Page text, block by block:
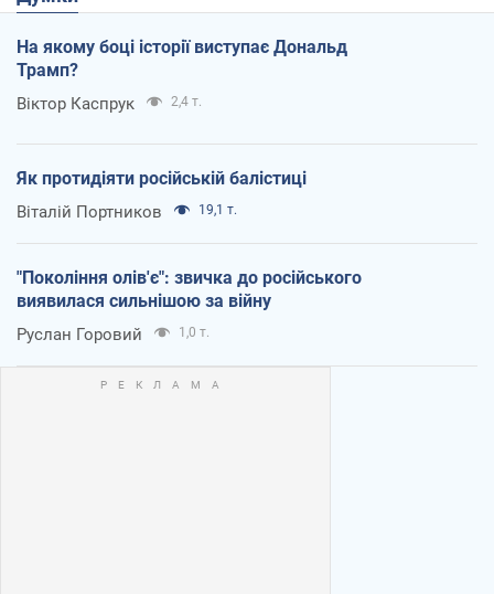
На якому боці історії виступає Дональд
Трамп?
Віктор Каспрук 2,4 т.
Як протидіяти російській балістиці
Віталій Портников 19,1 т.
"Покоління олів'є": звичка до російського
виявилася сильнішою за війну
Руслан Горовий 1,0 т.